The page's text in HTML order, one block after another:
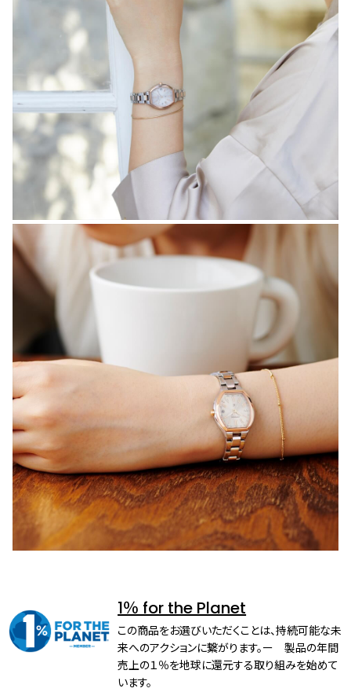
1％ for the Planet
この商品をお選びいただくことは、持続可能な未
来へのアクションに繋がります。ー 製品の年間
売上の１％を地球に還元する取り組みを始めて
います。